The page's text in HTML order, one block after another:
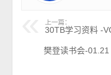
上一篇：
30TB学习资料 -
樊登读书会-